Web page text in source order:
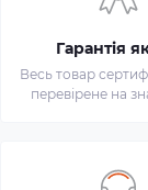
Гарантія
Весь товар
перевірене на